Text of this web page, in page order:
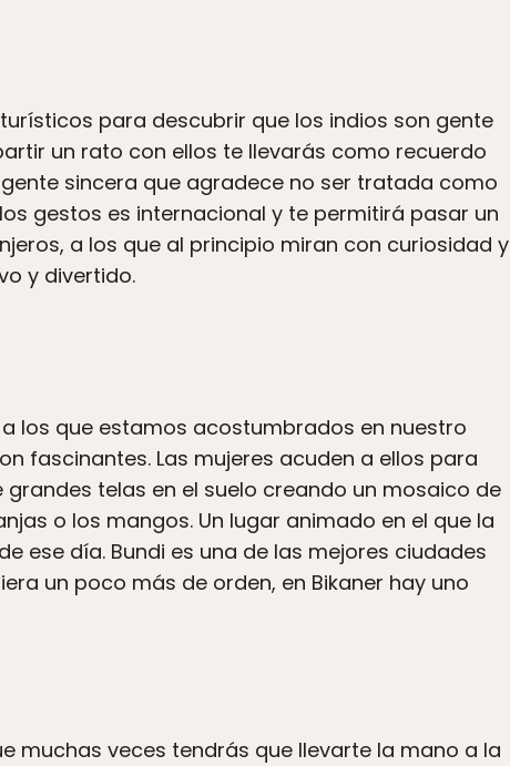
para descubrir que los indios son gente
un rato con ellos te llevarás como recuerdo
sincera que agradece no ser tratada como
gestos es internacional y te permitirá pasar un
a los que al principio miran con curiosidad y
y divertido.
los que estamos acostumbrados en nuestro
fascinantes. Las mujeres acuden a ellos para
telas en el suelo creando un mosaico de
o los mangos. Un lugar animado en el que la
ese día. Bundi es una de las mejores ciudades
un poco más de orden, en Bikaner hay uno
muchas veces tendrás que llevarte la mano a la